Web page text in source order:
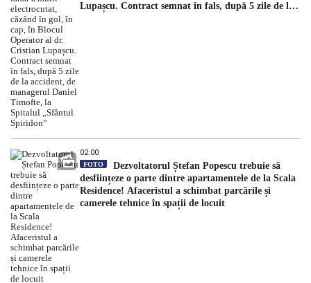
Lupașcu. Contract semnat în fals, după 5 zile de la
02:00
FOTO
Dezvoltatorul Ștefan Popescu trebuie să
desființeze o parte dintre apartamentele de la Scala
Residence! Afaceristul a schimbat parcările și
camerele tehnice în spații de locuit